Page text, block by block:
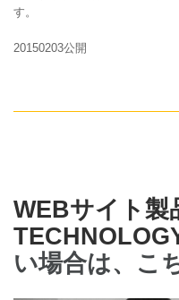
す。
20150203公開
WEBサイト製
い場合は、こ